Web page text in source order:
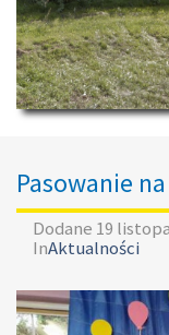
Pasowanie
Dodane 19
InAktualności